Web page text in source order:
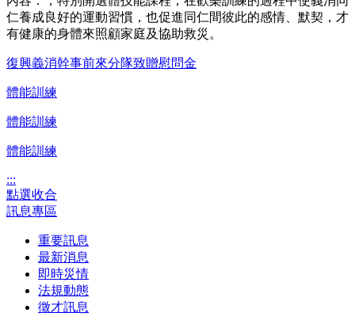
仁養成良好的運動習慣，也促進同仁間彼此的感情、默契，才
有健康的身體來照顧家庭及協助救災。
復興義消幹事前來分隊致贈慰問金
體能訓練
體能訓練
體能訓練
:::
點選收合
訊息專區
重要訊息
最新消息
即時災情
法規動態
徵才訊息